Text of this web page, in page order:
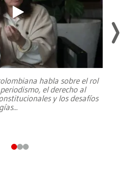
habla sobre el rol
el derecho al
y los desafíos
...